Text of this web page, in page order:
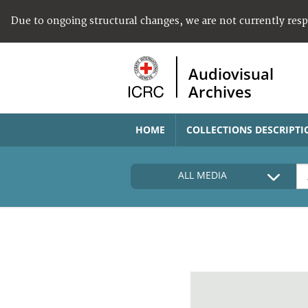
Due to ongoing structural changes, we are not currently
Audiovisual
Archives
HOME COLLECTIONS
ALL MEDIA